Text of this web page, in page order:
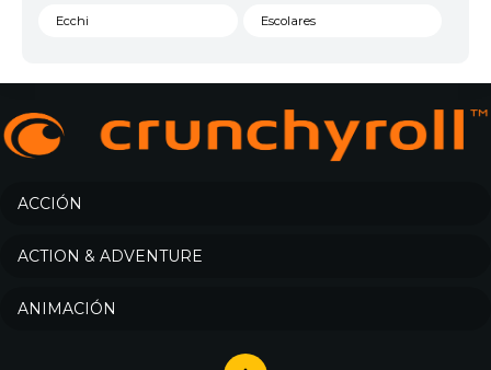
Ecchi Escolares
Historico Infantil
Misterio
ACCIÓN
ACTION & ADVENTURE
ANIMACIÓN